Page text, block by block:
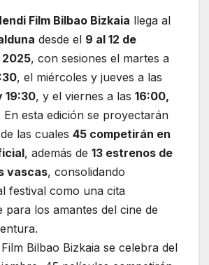
Film Bilbao Bizkaia llega al
desde el 9 al 12 de
2025, con sesiones el martes a
, el miércoles y jueves a las
19:30, y el viernes a las 16:00,
En esta edición se proyectarán
las cuales 45 competirán en
, además de 13 estrenos de
vascas, consolidando
festival como una cita
para los amantes del cine de